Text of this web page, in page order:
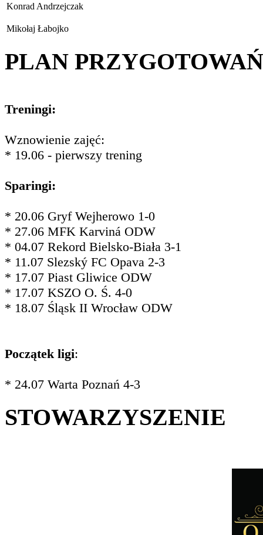
Konrad Andrzejczak
Mikołaj Łabojko
PLAN PRZYGOTOWAŃ
Treningi:
Wznowienie zajęć:
* 19.06 - pierwszy trening
Sparingi:
* 20.06 Gryf Wejherowo 1-0
* 27.06 MFK Karviná ODW
* 04.07 Rekord Bielsko-Biała 3-1
* 11.07 Slezský FC Opava 2-3
* 17.07 Piast Gliwice ODW
* 17.07 KSZO O. Ś. 4-0
* 18.07 Śląsk II Wrocław ODW
Początek ligi:
* 24.07 Warta Poznań 4-3
STOWARZYSZENIE